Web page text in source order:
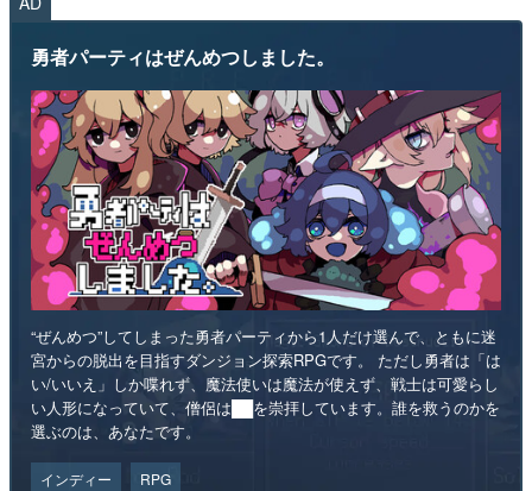
勇者パーティはぜんめつしました。
“ぜんめつ”してしまった勇者パーティから1人だけ選んで、ともに迷
宮からの脱出を目指すダンジョン探索RPGです。 ただし勇者は「は
い/いいえ」しか喋れず、魔法使いは魔法が使えず、戦士は可愛らし
い人形になっていて、僧侶は██を崇拝しています。誰を救うのかを
選ぶのは、あなたです。
インディー RPG